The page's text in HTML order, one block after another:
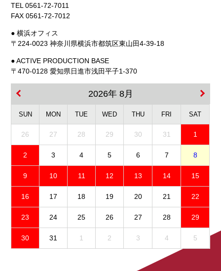
TEL 0561-72-7011
FAX 0561-72-7012
● 横浜オフィス
〒224-0023 神奈川県横浜市都筑区東山田4-39-18
● ACTIVE PRODUCTION BASE
〒470-0128 愛知県日進市浅田平子1-370
2026年 8月
SUN MON TUE WED THU FRI SAT
26 27 28 29 30 31 1
2 3 4 5 6 7 8
9 10 11 12 13 14 15
16 17 18 19 20 21 22
23 24 25 26 27 28 29
30 31 1 2 3 4 5